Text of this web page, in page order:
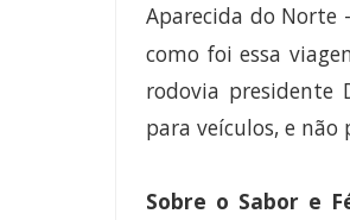
Aparecida do Norte
como foi essa
rodovia
para veículos, e não
Sobre o Sabor e